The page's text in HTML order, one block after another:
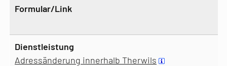
Adressänderung innerhalb Therwils